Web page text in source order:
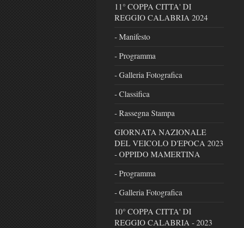
11° COPPA CITTA' DI
REGGIO CALABRIA 2024
- Manifesto
- Programma
- Galleria Fotografica
- Classifica
- Rassegna Stampa
GIORNATA NAZIONALE
DEL VEICOLO D'EPOCA 2023
- OPPIDO MAMERTINA
- Programma
- Galleria Fotografica
10° COPPA CITTA' DI
REGGIO CALABRIA - 2023